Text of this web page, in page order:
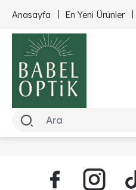
Anasayfa En Yeni Ürünler